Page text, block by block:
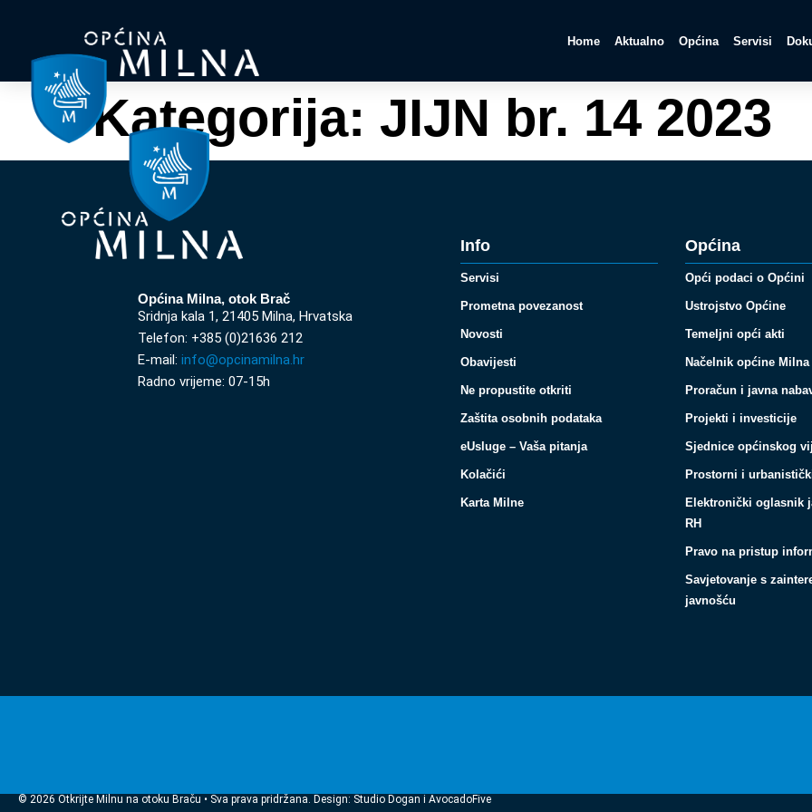
Home Aktualno Općina Servisi
Kategorija: JIJN br. 14 2023
Općina Milna, otok Brač
Sridnja kala 1, 21405 Milna, Hrvatska
Telefon: +385 (0)21636 212
E-mail: info@opcinamilna.hr
Radno vrijeme: 07-15h
Info
Servisi
Prometna povezanost
Novosti
Obavijesti
Ne propustite otkriti
Zaštita osobnih podataka
eUsluge – Vaša pitanja
Kolačići
Karta Milne
Općina
Opći podaci o Općini
Ustrojstvo Općine
Temeljni opći akti
Načelnik općine Milna
Proračun i javna
Projekti i investicije
Sjednice općinskog
Prostorni i
Elektronički oglasnik
RH
Pravo na pristup
Savjetovanje s
javnošću
© 2026 Otkrijte Milnu na otoku Braču • Sva prava pridržana. Design: Studio Dogan i AvocadoFive